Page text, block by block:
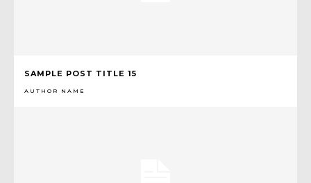
SAMPLE POST TITLE 15
AUTHOR NAME